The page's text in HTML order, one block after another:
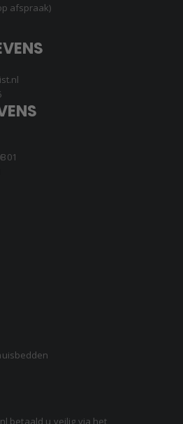
afspraak)
betaald u veilig via het